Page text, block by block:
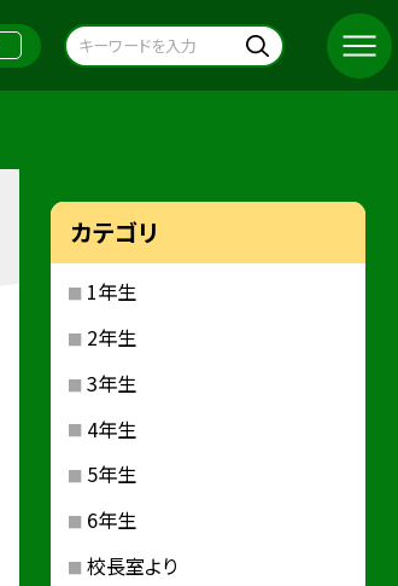
カテゴリ
1年生
2年生
3年生
4年生
5年生
6年生
校長室より